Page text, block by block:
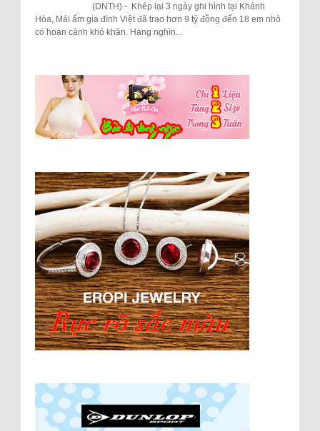
(DNTH) - Khép lại 3 ngày ghi hình tại Khánh
Hòa, Mái ấm gia đình Việt đã trao hơn 9 tỷ đồng đến 18 em nhỏ
có hoàn cảnh khó khăn. Hàng nghìn...